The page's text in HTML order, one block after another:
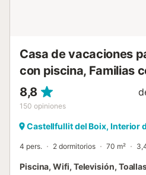
Casa de vacaciones
con piscina, Familias
8,8
150 opiniones
Castellfullit del Boix, Interior
4 pers. 2 dormitorios 70 m²
Piscina, Wifi, Televisión,